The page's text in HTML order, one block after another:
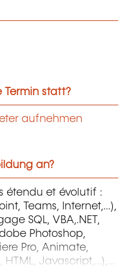
statt?
aufnehmen
an?
étendu et évolutif :
Teams, Internet,...),
SQL, VBA,.NET,
Photoshop,
Pro, Animate,
Javascript,...),